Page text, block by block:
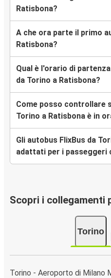
Ratisbona?
A che ora parte il primo
Ratisbona?
Qual è l'orario di
da Torino a Ratisbona?
Come posso controllare
Torino a Ratisbona è in
Gli autobus FlixBus da
adattati per i passeggeri
Scopri i collegamenti
Torino
Torino - Aeroporto di Milano